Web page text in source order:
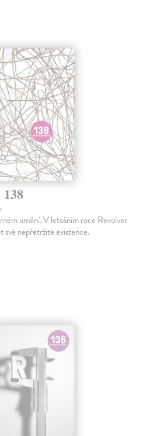
umění. V letošním roce Revolver
své nepřetržité existence.